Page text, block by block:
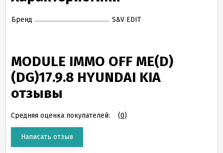
Бренд S&V EDIT
MODULE IMMO OFF ME(D)
(DG)17.9.8 HYUNDAI KIA
отзывы
Средняя оценка покупателей: (0)
Написать отзыв